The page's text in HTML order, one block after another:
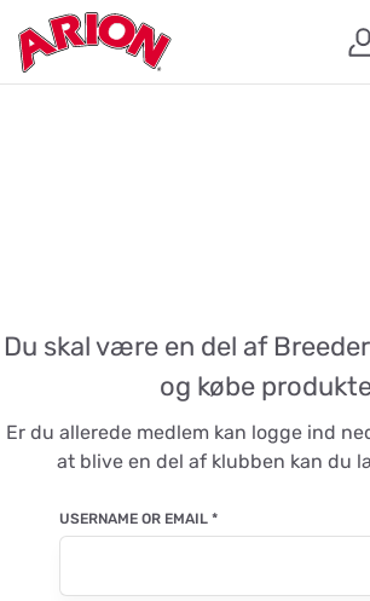
Du skal være en del af
og købe
Er du allerede medlem kan logge ind
at blive en del af klubben kan du
USERNAME OR EMAIL *